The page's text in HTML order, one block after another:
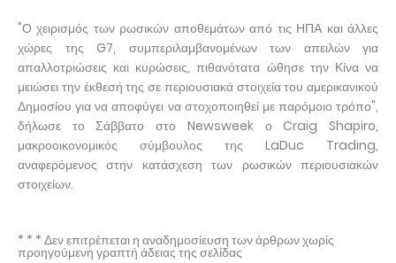
"Ο χειρισμός των ρωσικών αποθεμάτων από τις ΗΠΑ και άλλες
χώρες της G7, συμπεριλαμβανομένων των απειλών για
απαλλοτριώσεις και κυρώσεις, πιθανότατα ώθησε την Κίνα να
μειώσει την έκθεσή της σε περιουσιακά στοιχεία του αμερικανικού
Δημοσίου για να αποφύγει να στοχοποιηθεί με παρόμοιο τρόπο",
δήλωσε το Σάββατο στο Newsweek ο Craig Shapiro,
μακροοικονομικός σύμβουλος της LaDuc Trading,
αναφερόμενος στην κατάσχεση των ρωσικών περιουσιακών
στοιχείων.
* * * Δεν επιτρέπεται η αναδημοσίευση των άρθρων χωρίς
προηγούμενη γραπτή άδειας της σελίδας